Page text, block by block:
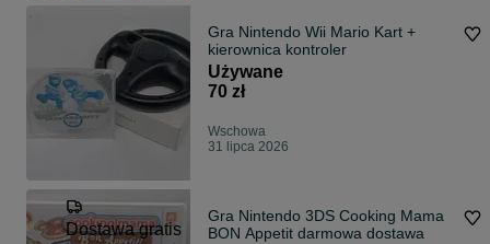
Gra Nintendo Wii Mario Kart +
kierownica kontroler
Używane
70 zł
Wschowa
31 lipca 2026
Dostawa gratis
Gra Nintendo 3DS Cooking Mama
BON Appetit darmowa dostawa